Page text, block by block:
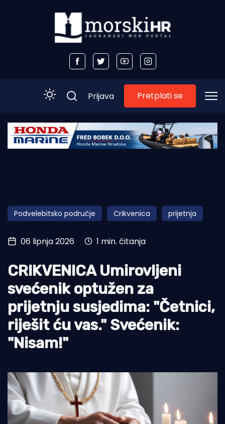
Početna
Obala
Otoci
Turizam i nautika
Pomorstvo
Ribolov
Ekologija
Tradicija i kultura
Prijava Pretplati se
Podvelebitsko područje Crikvenica prijetnja
06 lipnja 2026 1 min. čitanja
CRIKVENICA Umirovljeni
svećenik optužen za
prijetnju susjedima: "Četnici,
riješit ću vas." Svećenik:
"Nisam!"